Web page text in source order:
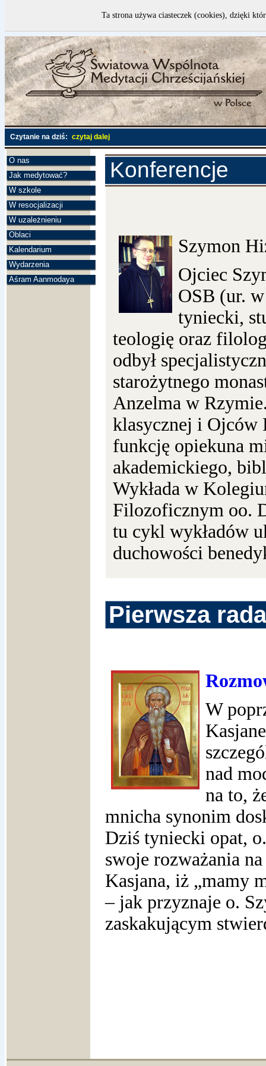
Czytanie na dziś: czytaj dalej
O nas
Jak medytować?
W szkole
W resocjalizacji
W uzależnieniu
Oblaci
Kalendarium
Wydarzenia
Aśram Aanmodaya
Konferencje
Szymon
Ojciec
OSB (ur.
tyniecki,
teologię oraz
odbył
starożytnego
Anzelma w
klasycznej i Ojców
funkcję opiekuna
akademickiego,
Wykłada w
Filozoficznym oo.
tu cykl wykładów
duchowości
Pierwsza
W
nad
na to,
mnicha synonim
Dziś tyniecki opat,
swoje rozważania
Kasjana, iż „mamy
– jak przyznaje o.
zaskakującym
Ta strona używa ciasteczek (cookies), dzięki